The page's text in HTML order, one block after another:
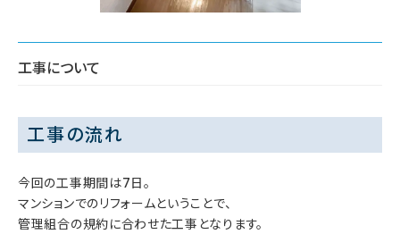
工事について
工事の流れ
今回の工事期間は7日。
マンションでのリフォームということで、
管理組合の規約に合わせた工事となります。